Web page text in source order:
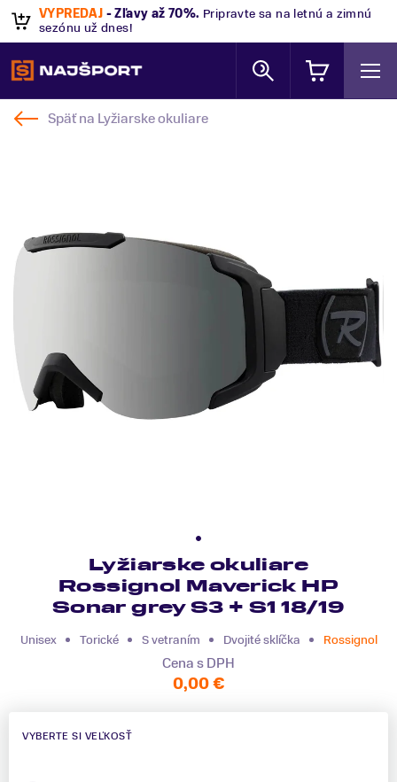
VÝPREDAJ - Zľavy až 70%. Pripravte sa na letnú a zimnú
sezónu už dnes!
Späť na Lyžiarske okuliare
Lyžiarske okuliare
Rossignol Maverick HP
Sonar grey S3 + S1 18/19
Unisex Torické S vetraním Dvojité sklíčka Rossignol
Cena s DPH
0,00 €
VYBERTE SI VEĽKOSŤ